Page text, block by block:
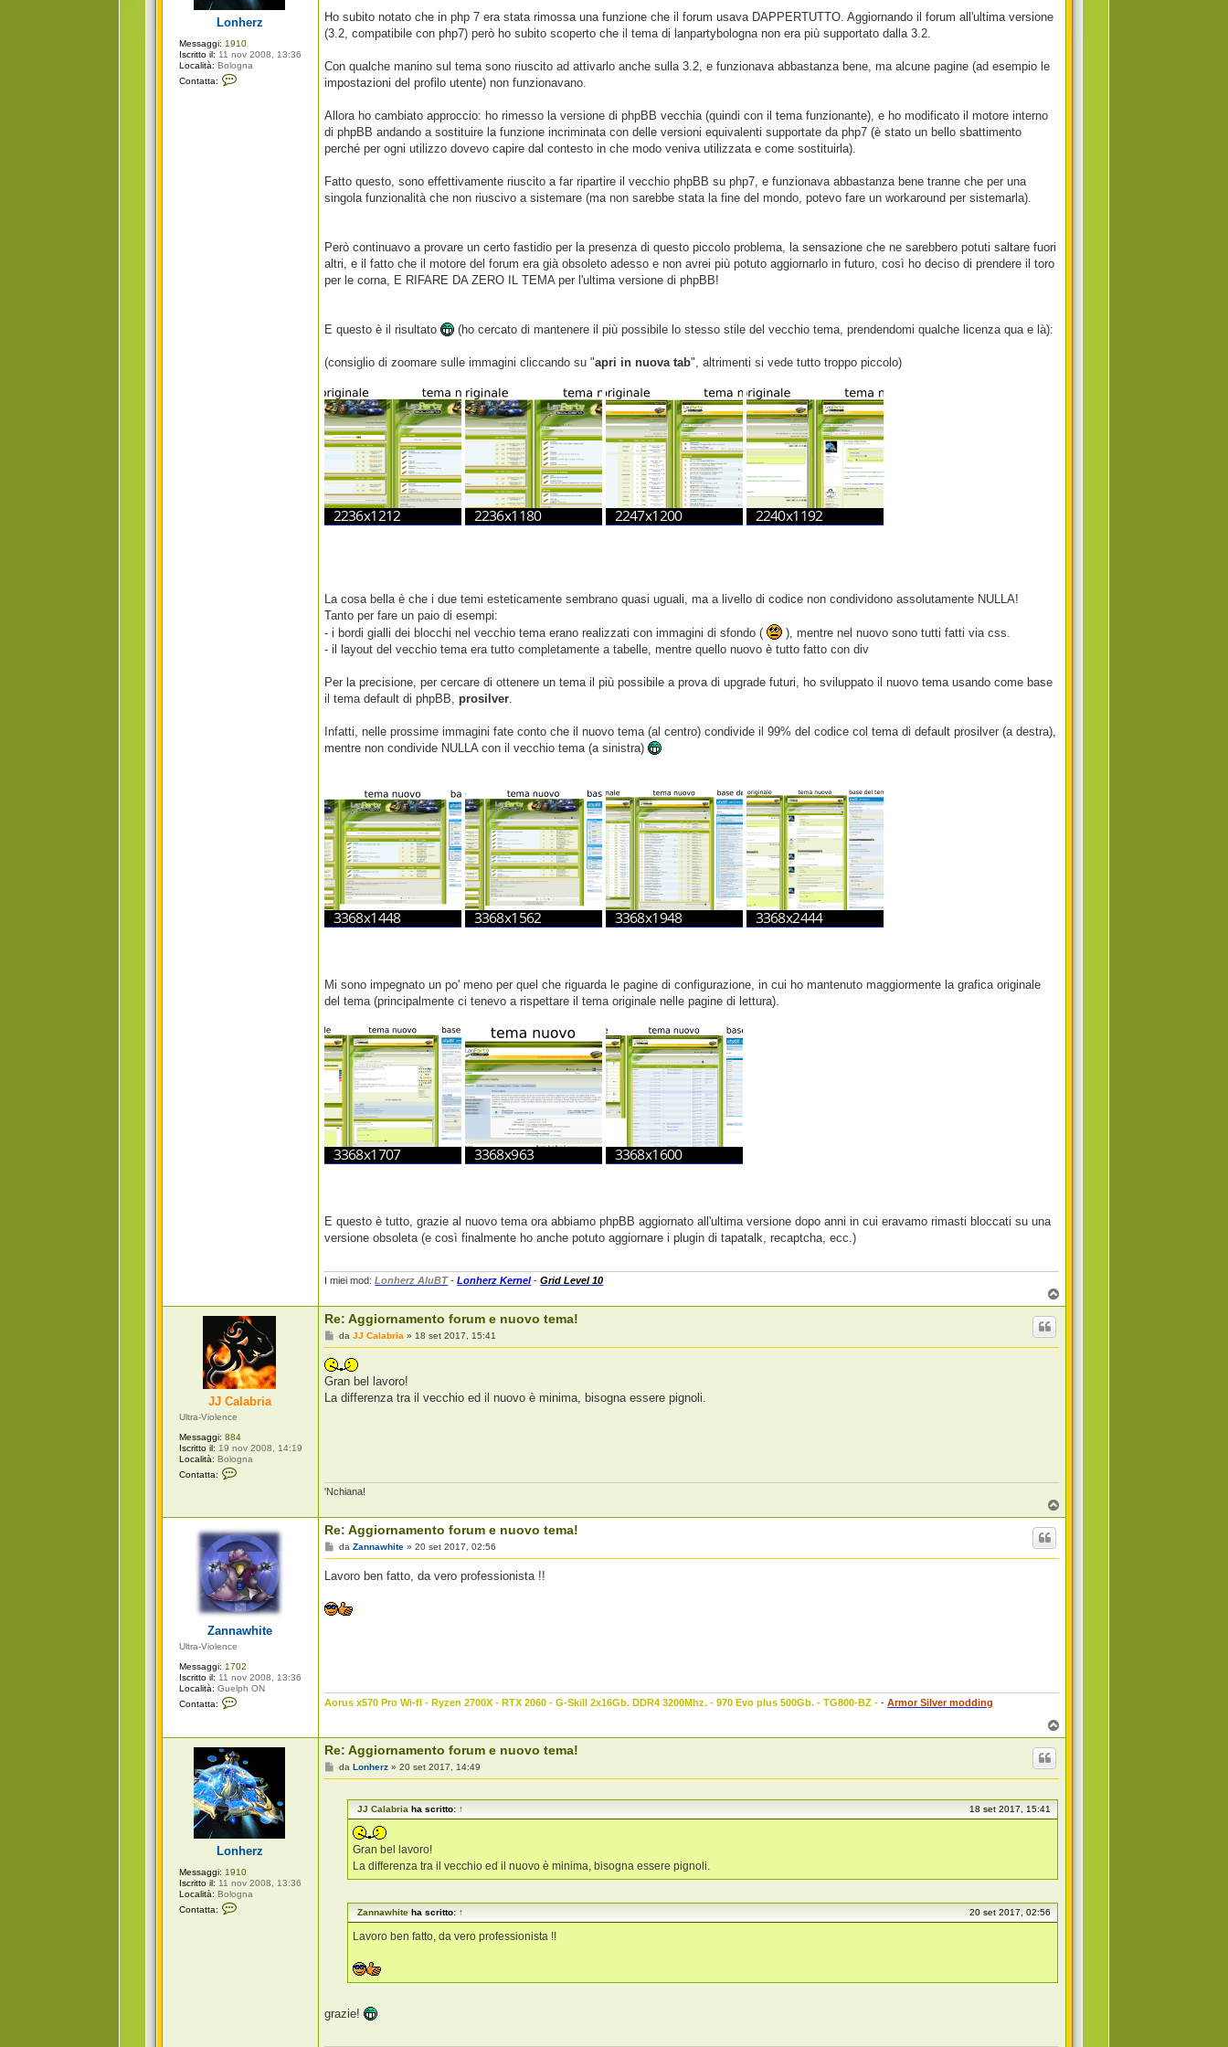
Lonherz
Messaggi: 1910
Iscritto il: 11 nov 2008, 13:36
Località: Bologna
Contatta:
i
Ho subito notato che in php 7 era stata rimossa una funzione che il forum usava DAPPERTUTTO. Aggiornando il forum all'ultima versione
(3.2, compatibile con php7) però ho subito scoperto che il tema di lanpartybologna non era più supportato dalla 3.2.
Con qualche manino sul tema sono riuscito ad attivarlo anche sulla 3.2, e funzionava abbastanza bene, ma alcune pagine (ad esempio le
impostazioni del profilo utente) non funzionavano.
Allora ho cambiato approccio: ho rimesso la versione di phpBB vecchia (quindi con il tema funzionante), e ho modificato il motore interno
di phpBB andando a sostituire la funzione incriminata con delle versioni equivalenti supportate da php7 (è stato un bello sbattimento
perché per ogni utilizzo dovevo capire dal contesto in che modo veniva utilizzata e come sostituirla).
Fatto questo, sono effettivamente riuscito a far ripartire il vecchio phpBB su php7, e funzionava abbastanza bene tranne che per una
singola funzionalità che non riuscivo a sistemare (ma non sarebbe stata la fine del mondo, potevo fare un workaround per sistemarla).
Però continuavo a provare un certo fastidio per la presenza di questo piccolo problema, la sensazione che ne sarebbero potuti saltare fuori
altri, e il fatto che il motore del forum era già obsoleto adesso e non avrei più potuto aggiornarlo in futuro, così ho deciso di prendere il toro
per le corna, E RIFARE DA ZERO IL TEMA per l'ultima versione di phpBB!
E questo è il risultato (ho cercato di mantenere il più possibile lo stesso stile del vecchio tema, prendendomi qualche licenza qua e là):
(consiglio di zoomare sulle immagini cliccando su "apri in nuova tab", altrimenti si vede tutto troppo piccolo)
La cosa bella è che i due temi esteticamente sembrano quasi uguali, ma a livello di codice non condividono assolutamente NULLA!
Tanto per fare un paio di esempi:
- i bordi gialli dei blocchi nel vecchio tema erano realizzati con immagini di sfondo (
), mentre nel nuovo sono tutti fatti via css.
- il layout del vecchio tema era tutto completamente a tabelle, mentre quello nuovo è tutto fatto con div
Per la precisione, per cercare di ottenere un tema il più possibile a prova di upgrade futuri, ho sviluppato il nuovo tema usando come base
il tema default di phpBB,prosilver.
Infatti, nelle prossime immagini fate conto che il nuovo tema (al centro) condivide il 99% del codice col tema di default prosilver (a destra),
mentre non condivide NULLA con il vecchio tema (a sinistra)
Mi sono impegnato un po' meno per quel che riguarda le pagine di configurazione, in cui ho mantenuto maggiormente la grafica originale
del tema (principalmente ci tenevo a rispettare il tema originale nelle pagine di lettura).
E questo è tutto, grazie al nuovo tema ora abbiamo phpBB aggiornato all'ultima versione dopo anni in cui eravamo rimasti bloccati su una
versione obsoleta (e così finalmente ho anche potuto aggiornare i plugin di tapatalk, recaptcha, ecc.)
I miei mod:Lonherz AluBT-Lonherz Kernel-Grid Level 10
o
JJ Calabria
Ultra-Violence
Messaggi: 884
Iscritto il: 19 nov 2008, 14:19
Località: Bologna
Contatta:
t
a
J
J
C
a
l
a
r
Re: Aggiornamento forum e nuovo tema!
M
e
s
a
g
daJJ Calabria » 18 set 2017, 15:41
Gran bel lavoro!
La differenza tra il vecchio ed il nuovo è minima, bisogna essere pignoli.
'Nchiana!
o
Zannawhite
Ultra-Violence
Messaggi: 1702
Iscritto il: 11 nov 2008, 13:36
Località: Guelph ON
Contatta:
t
t
a
Z
a
n
n
a
w
h
t
e
Re: Aggiornamento forum e nuovo tema!
M
e
s
g
daZannawhite »20 set 2017, 02:56
Lavoro ben fatto, da vero professionista !!
Aorus x570 Pro Wi-fI - Ryzen 2700X - RTX 2060 - G-Skill 2x16Gb. DDR4 3200Mhz. - 970 Evo plus 500Gb. - TG800-BZ - -Armor Silver modding
o
Lonherz
Messaggi: 1910
Iscritto il: 11 nov 2008, 13:36
Località: Bologna
Contatta:
Re: Aggiornamento forum e nuovo tema!
M
e
daLonherz »20 set 2017, 14:49
JJ Calabria ha scritto: ↑ 18 set 2017, 15:41
Gran bel lavoro!
La differenza tra il vecchio ed il nuovo è minima, bisogna essere pignoli.
Zannawhite ha scritto: ↑ 20 set 2017, 02:56
Lavoro ben fatto, da vero professionista !!
grazie!